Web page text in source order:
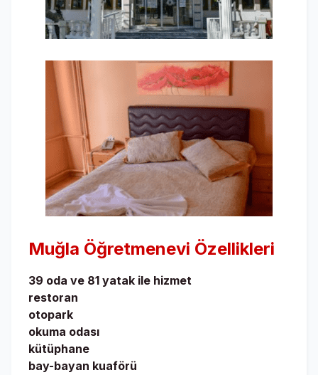
Muğla Öğretmenevi Özellikleri
39 oda ve 81 yatak ile hizmet
restoran
otopark
okuma odası
kütüphane
bay-bayan kuaförü